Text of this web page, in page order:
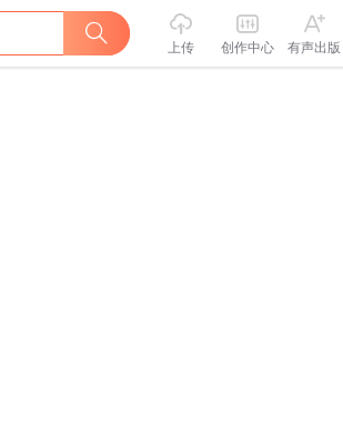
上传 创作中心 有声出版